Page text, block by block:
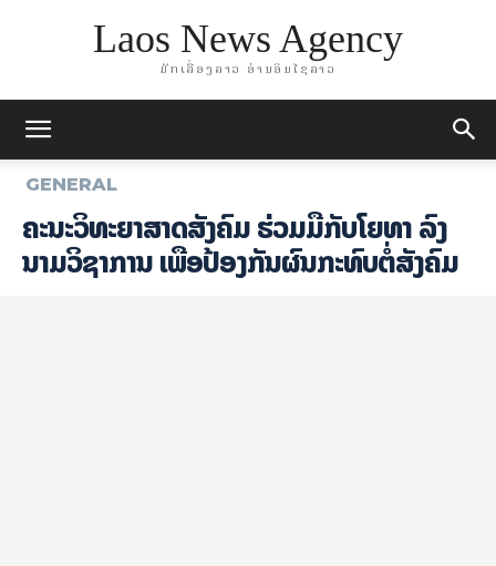
Laos News Agency
ມັກເລື່ອງລາວ ອ່ານອິນໄຊລາວ
GENERAL
ຄະນະວິທະຍາສາດສັງຄົມ ຮ່ວມມືກັບໂຍທາ ​ລົງ
ນາມວິ­ຊາ​ການ ເພື່ອປ້ອງກັນຜົນກະທົບຕໍ່ສັງຄົມ